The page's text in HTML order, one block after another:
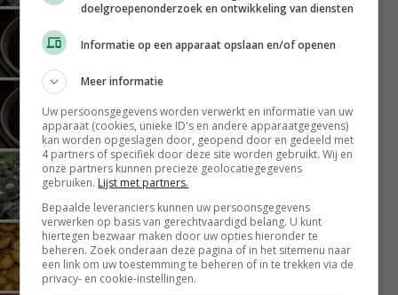
Prijzen Nuka's 26-7
Nieuwe gegevens Purmerend
Prijzen Nuka's 26-7
Nieuwe gegevens Purmerend
Prijzen Kool 25-7
MARKTCIJFERS
Prijzen Aardappelen 26-7
MARKTCIJFERS
Nieuwe gegevens Frankfurt en PCA
doelgroepenonderzoek en ontwikkeling van diensten
Informatie op een apparaat opslaan en/of openen
Meer informatie
Uw persoonsgegevens worden verwerkt en informatie van uw
apparaat (cookies, unieke ID's en andere apparaatgegevens)
kan worden opgeslagen door, geopend door en gedeeld met
4 partners of specifiek door deze site worden gebruikt. Wij en
onze partners kunnen precieze geolocatiegegevens
gebruiken. Lijst met partners.
Bepaalde leveranciers kunnen uw persoonsgegevens
verwerken op basis van gerechtvaardigd belang. U kunt
hiertegen bezwaar maken door uw opties hieronder te
beheren. Zoek onderaan deze pagina of in het sitemenu naar
een link om uw toestemming te beheren of in te trekken via de
privacy- en cookie-instellingen.